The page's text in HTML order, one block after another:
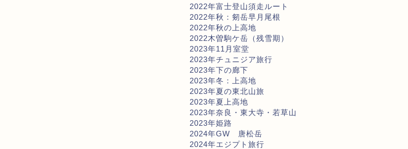
2022年富士登山須走ルート
2022年秋：剱岳早月尾根
2022年秋の上高地
2022木曽駒ケ岳（残雪期）
2023年11月室堂
2023年チュニジア旅行
2023年下の廊下
2023年冬：上高地
2023年夏の東北山旅
2023年夏上高地
2023年奈良・東大寺・若草山
2023年姫路
2024年GW 唐松岳
2024年エジプト旅行